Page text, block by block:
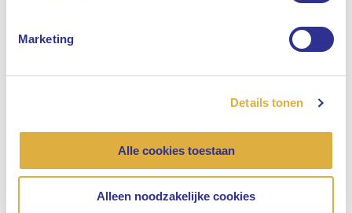
Marketing
Details tonen
Alle cookies toestaan
Alleen noodzakelijke cookies